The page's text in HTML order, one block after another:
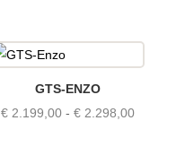
GTS-ENZO
€2.199,00 - €2.298,00